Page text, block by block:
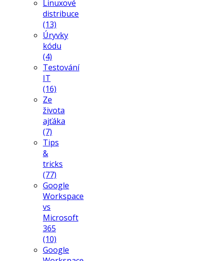
Linuxové
distribuce
(13)
Úryvky
kódu
(4)
Testování
IT
(16)
Ze
života
ajťáka
(7)
Tips
&
tricks
(77)
Google
Workspace
vs
Microsoft
365
(10)
Google